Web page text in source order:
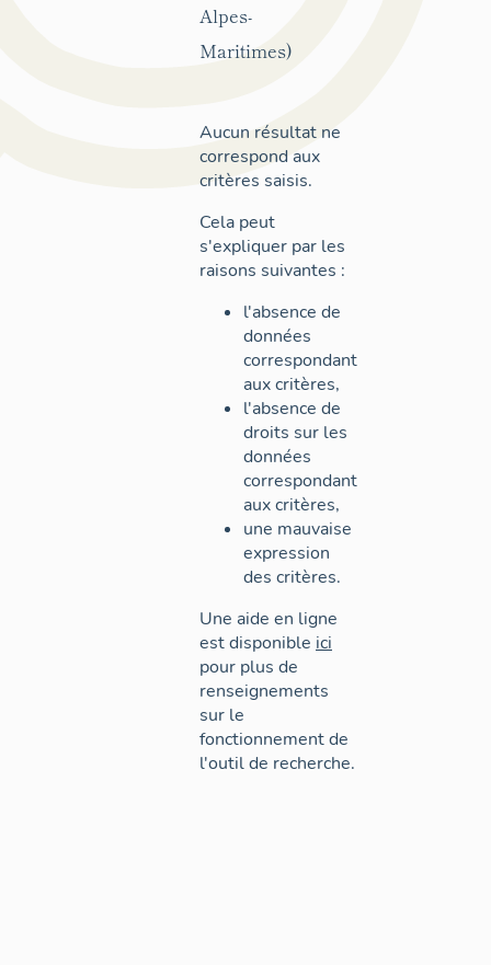
Alpes-
Maritimes)
Aucun résultat ne
correspond aux
critères saisis.
Cela peut
s'expliquer par les
raisons suivantes :
l'absence de
données
correspondant
aux critères,
l'absence de
droits sur les
données
correspondant
aux critères,
une mauvaise
expression
des critères.
Une aide en ligne
est disponible ici
pour plus de
renseignements
sur le
fonctionnement de
l'outil de recherche.